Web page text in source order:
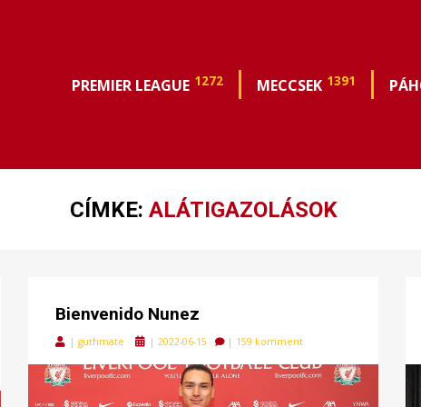
PREMIER LEAGUE 1272 MECCSEK 1391
CÍMKE: ALÁTIGAZOLÁSOK
Bienvenido Nunez
| guthmate
Posted
| 2022-06-15 | 159 komment